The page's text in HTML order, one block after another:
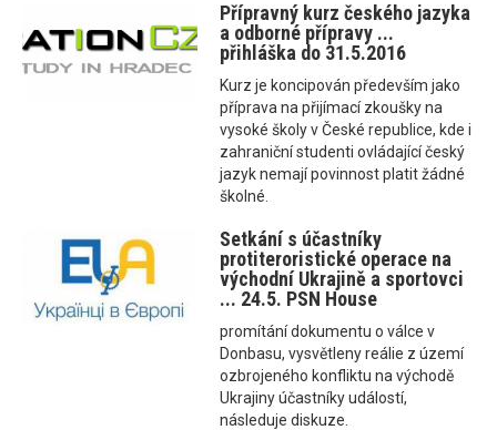
Přípravný kurz českého jazyka
a odborné přípravy ...
přihláška do 31.5.2016
Kurz je koncipován především jako
příprava na přijímací zkoušky na
vysoké školy v České republice, kde i
zahraniční studenti ovládající český
jazyk nemají povinnost platit žádné
školné.
Setkání s účastníky
protiteroristické operace na
východní Ukrajině a sportovci
... 24.5. PSN House
promítání dokumentu o válce v
Donbasu, vysvětleny reálie z území
ozbrojeného konfliktu na východě
Ukrajiny účastníky událostí,
následuje diskuze.